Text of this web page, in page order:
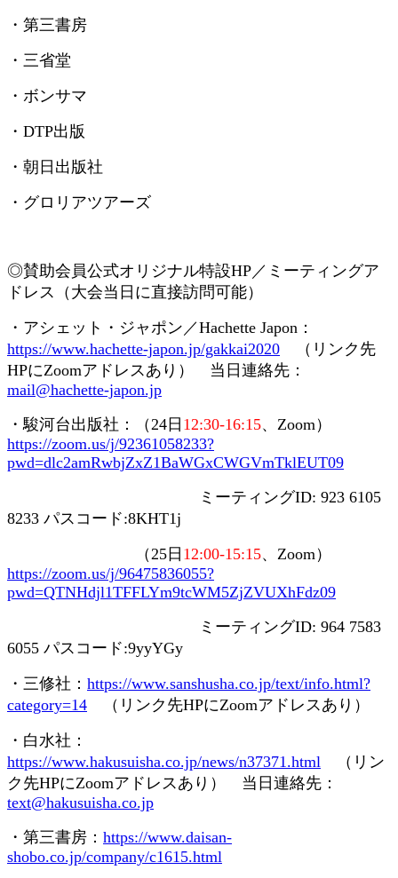
・第三書房
・三省堂
・ボンサマ
・ DTP出版
・朝日出版社
・グロリアツアーズ
◎賛助会員公式オリジナル特設HP／ミーティングア
ドレス（大会当日に直接訪問可能）
・アシェット・ジャポン／Hachette Japon ：
https://www.hachette-japon.jp/gakkai2020 （リンク先
HPにZoomアドレスあり） 当日連絡先：
mail@hachette-japon.jp
・駿河台出版社：（24 日 12:30-16:15、 Zoom）
https://zoom.us/j/92361058233?
pwd=dlc2amRwbjZxZ1BaWGxCWGVmTklEUT09
ミーティングID: 923 6105
8233 パスコード:8KHT1j
（25 日 12:00-15:15、 Zoom）
https://zoom.us/j/96475836055?
pwd=QTNHdjl1TFFLYm9tcWM5ZjZVUXhFdz09
ミーティングID: 964 7583
6055 パスコード:9yyYGy
・三修社： https://www.sanshusha.co.jp/text/info.html?
category=14 （リンク先HPにZoomアドレスあり）
・白水社：
https://www.hakusuisha.co.jp/news/n37371.html （リン
ク先HPにZoomアドレスあり） 当日連絡先：
text@hakusuisha.co.jp
・第三書房： https://www.daisan-
shobo.co.jp/company/c1615.html